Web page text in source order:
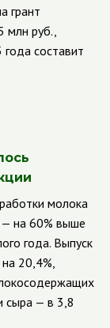
грант
млн руб.,
составит
молока
— на 60% выше
года. Выпуск
20,4%,
сыра — в 3,8